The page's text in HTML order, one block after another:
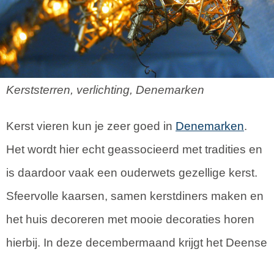
Kerststerren, verlichting, Denemarken
Kerst vieren kun je zeer goed in Denemarken.
Het wordt hier echt geassocieerd met tradities en
is daardoor vaak een ouderwets gezellige kerst.
Sfeervolle kaarsen, samen kerstdiners maken en
het huis decoreren met mooie decoraties horen
hierbij. In deze decembermaand krijgt het Deense